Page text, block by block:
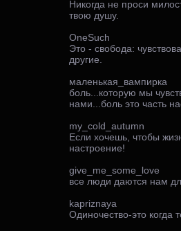
Никогда не проси
твою душу.
OneSuch
Это - свобода:
другие.
маленькая_вампирка
боль...которую мы
нами...боль это часть
my_cold_autumn
Если хочешь, чтобы
настроение!
give_me_some_love
все люди даются нам
kapriznaya
Одиночество-это когда